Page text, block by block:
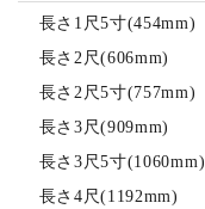
長さ1尺5寸(454mm)
長さ2尺(606mm)
長さ2尺5寸(757mm)
長さ3尺(909mm)
長さ3尺5寸(1060mm)
長さ4尺(1192mm)